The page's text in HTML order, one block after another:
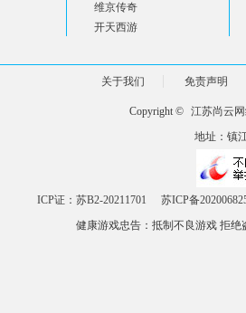
维京传奇
开天西游
关于我们 免责声明
Copyright © 江苏尚云
地址：镇
ICP证：苏B2-20211701
苏ICP备
健康游戏忠告：抵制不良游戏 拒